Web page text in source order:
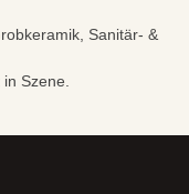
Sanitär- &
Szene.